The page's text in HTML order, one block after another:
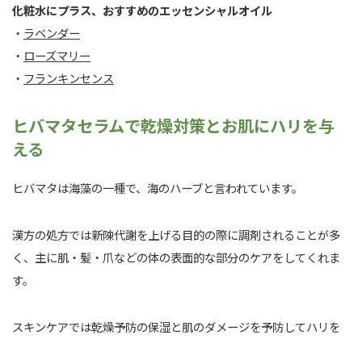
化粧水にプラス、おすすめのエッセンシャルオイル
・ ラベンダー
・ ローズマリー
・ フランキンセンス
ヒバマタセラムで乾燥対策とお肌にハリを与
える
ヒバマタは海藻の一種で、海のハーブと言われています。
漢方の処方では新陳代謝を上げる目的の際に調剤されることが多
く、主に肌・髪・爪などの体の表面的な部分のケアをしてくれま
す。
スキンケアでは乾燥予防の保湿と肌のダメージを予防してハリを